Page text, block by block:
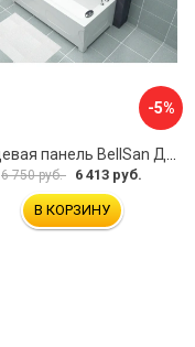
-5%
Торцевая панель BellSan Даниелла 4627171531049
6 750 руб. 6 413 руб.
В КОРЗИНУ